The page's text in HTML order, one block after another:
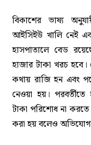
বিকাশের ভাষ্য
আইসিইউ খালি নেই
হাসপাতালে বেড
হাজার টাকা খরচ হবে।
কথায় রাজি হন এবং
নেওয়া হয়।
টাকা পরিশোধ না
করা হয় বলেও অভিযোগ